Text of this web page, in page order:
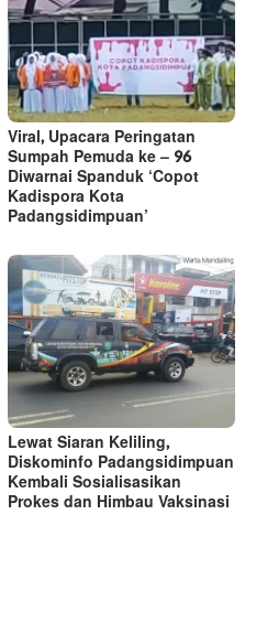
Viral, Upacara Peringatan
Sumpah Pemuda ke – 96
Diwarnai Spanduk ‘Copot
Kadispora Kota
Padangsidimpuan’
Lewat Siaran Keliling,
Diskominfo Padangsidimpuan
Kembali Sosialisasikan
Prokes dan Himbau Vaksinasi